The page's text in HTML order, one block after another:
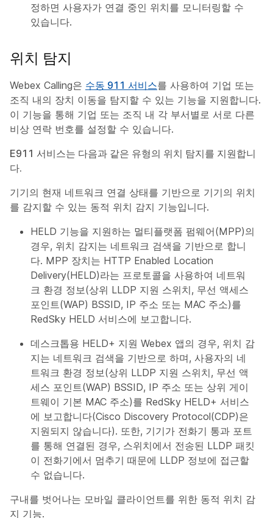
정하면 사용자가 연결 중인 위치를 모니터링할 수
있습니다.
위치 탐지
Webex Calling은 수동 911 서비스를 사용하여 기업 또는
조직 내의 장치 이동을 탐지할 수 있는 기능을 지원합니다.
이 기능을 통해 기업 또는 조직 내 각 부서별로 서로 다른
비상 연락 번호를 설정할 수 있습니다.
E911 서비스는 다음과 같은 유형의 위치 탐지를 지원합니
다.
기기의 현재 네트워크 연결 상태를 기반으로 기기의 위치
를 감지할 수 있는 동적 위치 감지 기능입니다.
HELD 기능을 지원하는 멀티플랫폼 펌웨어(MPP)의
경우, 위치 감지는 네트워크 검색을 기반으로 합니
다. MPP 장치는 HTTP Enabled Location
Delivery(HELD)라는 프로토콜을 사용하여 네트워
크 환경 정보(상위 LLDP 지원 스위치, 무선 액세스
포인트(WAP) BSSID, IP 주소 또는 MAC 주소)를
RedSky HELD 서비스에 보고합니다.
데스크톱용 HELD+ 지원 Webex 앱의 경우, 위치 감
지는 네트워크 검색을 기반으로 하며, 사용자의 네
트워크 환경 정보(상위 LLDP 지원 스위치, 무선 액
세스 포인트(WAP) BSSID, IP 주소 또는 상위 게이
트웨이 기본 MAC 주소)를 RedSky HELD+ 서비스
에 보고합니다(Cisco Discovery Protocol(CDP)은
지원되지 않습니다). 또한, 기기가 전화기 통과 포트
를 통해 연결된 경우, 스위치에서 전송된 LLDP 패킷
이 전화기에서 멈추기 때문에 LLDP 정보에 접근할
수 없습니다.
구내를 벗어나는 모바일 클라이언트를 위한 동적 위치 감
지 기능.